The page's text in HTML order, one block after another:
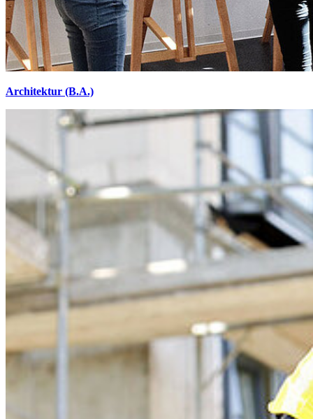
Architektur (B.A.)